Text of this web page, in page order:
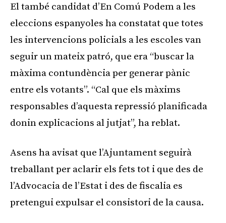
El també candidat d’En Comú Podem a les
eleccions espanyoles ha constatat que totes
les intervencions policials a les escoles van
seguir un mateix patró, que era “buscar la
màxima contundència per generar pànic
entre els votants”. “Cal que els màxims
responsables d’aquesta repressió planificada
donin explicacions al jutjat”, ha reblat.
Asens ha avisat que l’Ajuntament seguirà
treballant per aclarir els fets tot i que des de
l’Advocacia de l’Estat i des de fiscalia es
pretengui expulsar el consistori de la causa.